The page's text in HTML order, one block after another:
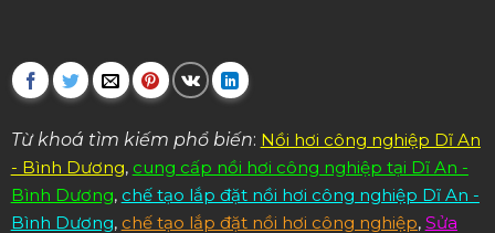
Từ khoá tìm kiếm phổ biến: Nồi hơi công nghiệp Dĩ An
- Bình Dương, cung cấp nồi hơi công nghiệp tại Dĩ An -
Bình Dương, chế tạo lắp đặt nồi hơi công nghiệp Dĩ An -
Bình Dương, chế tạo lắp đặt nồi hơi công nghiệp, Sửa